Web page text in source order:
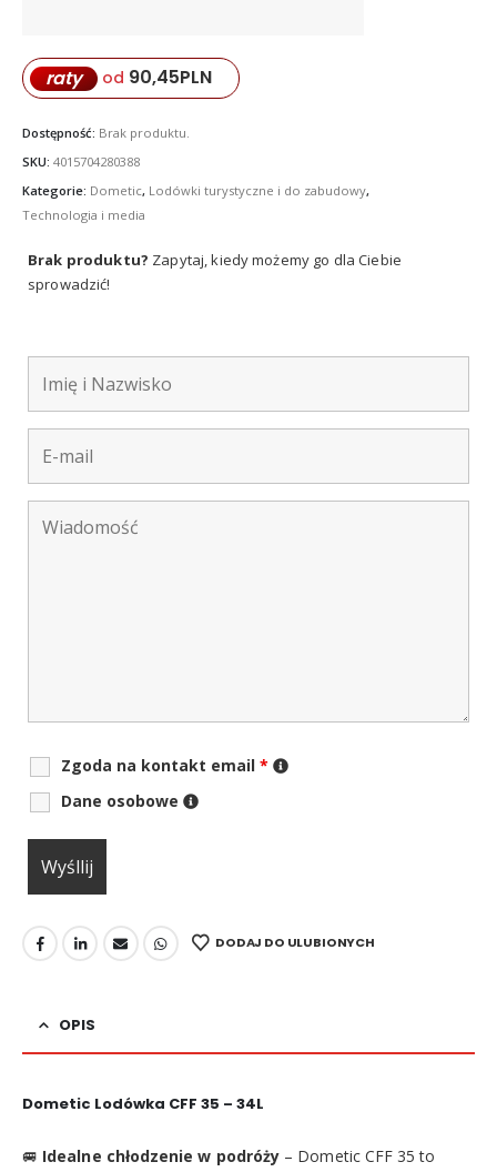
raty od 90,45PLN
Dostępność: Brak produktu.
SKU: 4015704280388
Kategorie: Dometic, Lodówki turystyczne i do zabudowy,
Technologia i media
Brak produktu? Zapytaj, kiedy możemy go dla Ciebie
sprowadzić!
Zgoda na kontakt email *
Dane osobowe
DODAJ DO ULUBIONYCH
OPIS
Dometic Lodówka CFF 35 – 34L
🚐 Idealne chłodzenie w podróży – Dometic CFF 35 to